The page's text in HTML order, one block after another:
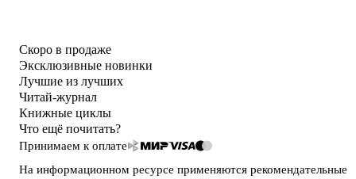
Скоро в продаже
Эксклюзивные новинки
Лучшие из лучших
Читай-журнал
Книжные циклы
Что ещё почитать?
Принимаем к оплате
На информационном ресурсе применяются рекомендательные